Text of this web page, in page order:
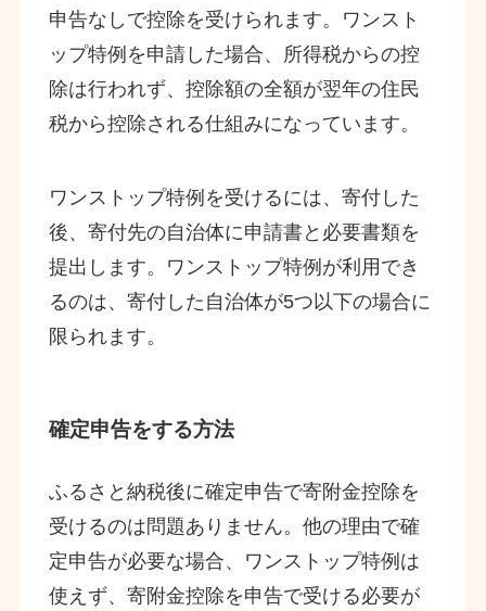
申告なしで控除を受けられます。ワンスト
ップ特例を申請した場合、所得税からの控
除は行われず、控除額の全額が翌年の住民
税から控除される仕組みになっています。
ワンストップ特例を受けるには、寄付した
後、寄付先の自治体に申請書と必要書類を
提出します。ワンストップ特例が利用でき
るのは、寄付した自治体が5つ以下の場合に
限られます。
確定申告をする方法
ふるさと納税後に確定申告で寄附金控除を
受けるのは問題ありません。他の理由で確
定申告が必要な場合、ワンストップ特例は
使えず、寄附金控除を申告で受ける必要が